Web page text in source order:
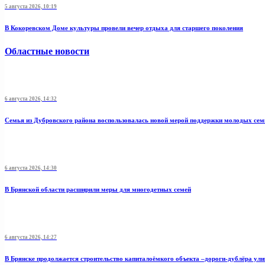
5 августа 2026, 10:19
В Кокоревском Доме культуры провели вечер отдыха для старшего поколения
Областные новости
6 августа 2026, 14:32
Семья из Дубровского района воспользовалась новой мерой поддержки молодых
6 августа 2026, 14:30
В Брянской области расширили меры для многодетных семей
6 августа 2026, 14:27
В Брянске продолжается строительство капиталоёмкого объекта –дороги-дублёра